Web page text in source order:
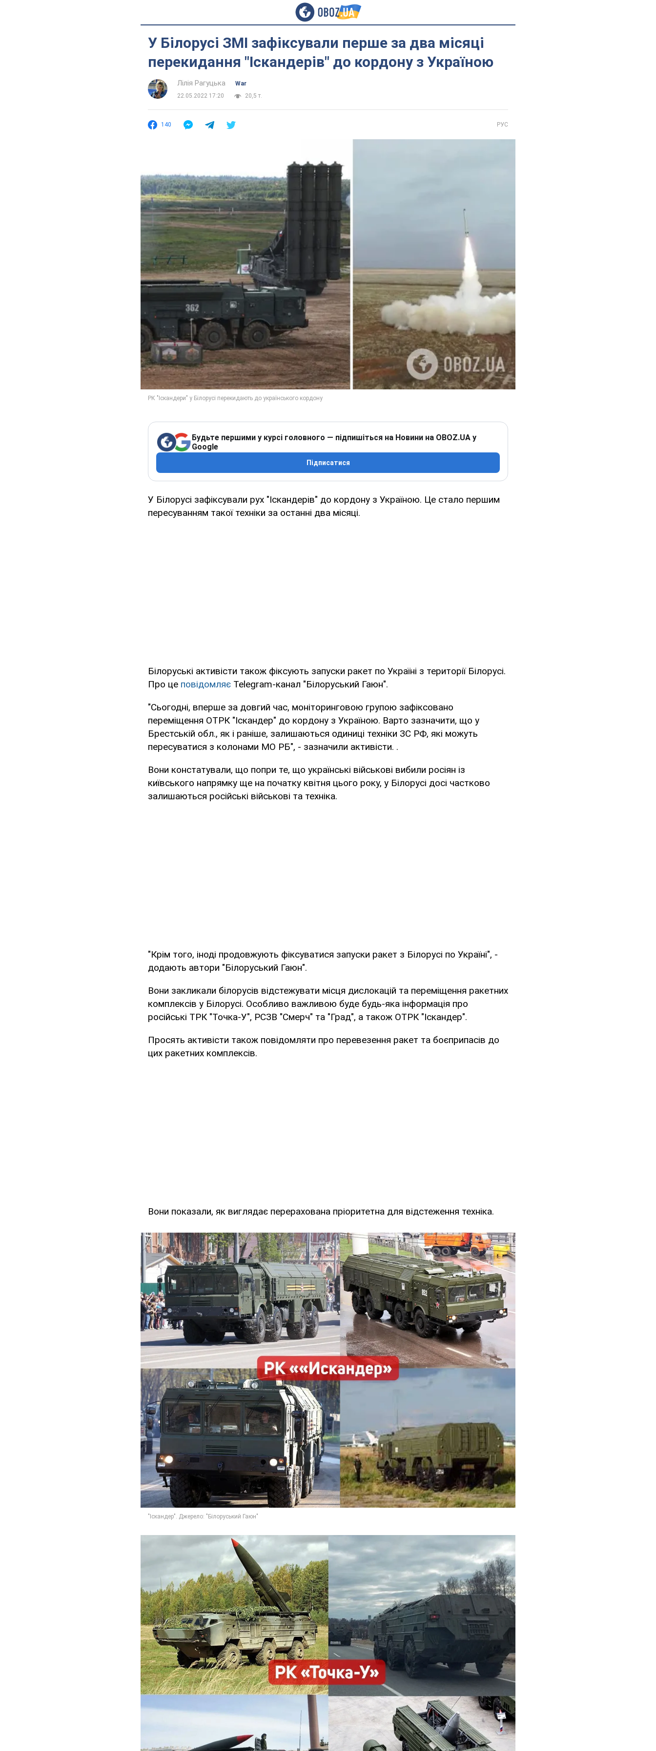
У Білорусі ЗМІ зафіксували перше за два місяці
перекидання "Іскандерів" до кордону з Україною
Лілія Рагуцька
War
22.05.2022 17:20
20,5 т.
140 РУС
Будьте першими у курсі головного — підпишіться на Новини на OBOZ.UA у
Google
Підписатися
У Білорусі зафіксували рух "Іскандерів" до кордону з Україною. Це стало першим
пересуванням такої техніки за останні два місяці.
Білоруські активісти також фіксують запуски ракет по Україні з території Білорусі.
Про це повідомляє Telegram-канал "Білоруський Гаюн".
"Сьогодні, вперше за довгий час, моніторинговою групою зафіксовано
переміщення ОТРК "Іскандер" до кордону з Україною. Варто зазначити, що у
Брестській обл., як і раніше, залишаються одиниці техніки ЗС РФ, які можуть
пересуватися з колонами МО РБ", - зазначили активісти. .
Вони констатували, що попри те, що українські військові вибили росіян із
київського напрямку ще на початку квітня цього року, у Білорусі досі частково
залишаються російські військові та техніка.
"Крім того, іноді продовжують фіксуватися запуски ракет з Білорусі по Україні", -
додають автори "Білоруський Гаюн".
Вони закликали білорусів відстежувати місця дислокацій та переміщення ракетних
комплексів у Білорусі. Особливо важливою буде будь-яка інформація про
російські ТРК "Точка-У", РСЗВ "Смерч" та "Град", а також ОТРК "Іскандер".
Просять активісти також повідомляти про перевезення ракет та боєприпасів до
цих ракетних комплексів.
Вони показали, як виглядає перерахована пріоритетна для відстеження техніка.